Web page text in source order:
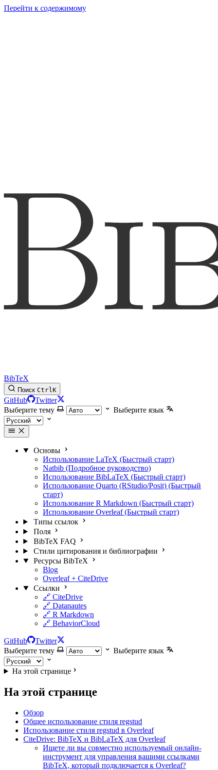
Перейти к содержимому
BibTeX
Поиск CtrlK
GitHub
Twitter
Выберите тему
Выберите язык
Основы
Использование LaTeX (Быстрый старт)
Natbib (Подробное руководство)
Использование BibLaTeX (Быстрый старт)
Использование Quarto (RStudio/Posit) (Быстрый
старт)
Использование R Markdown (Быстрый старт)
Использование Overleaf (Быстрый старт)
Типы ссылок
Поля
BibTeX FAQ
Стили цитирования и библиографии
Ресурсы BibTeX
Blog
Overleaf + CiteDrive
Ссылки
🔗 CiteDrive
🔗 Datanautes
🔗 R Markdown
🔗 BehaviorCloud
GitHub
Twitter
Выберите тему
Выберите язык
На этой странице
На этой странице
Обзор
Общее использование стиля regstud
Использование стиля regstud в Overleaf
CiteDrive: BibTeX и BibLaTeX для Overleaf
Ищете ли вы совместно используемый онлайн-
инструмент для управления вашими ссылками
BibTeX, который подключается к Overleaf?